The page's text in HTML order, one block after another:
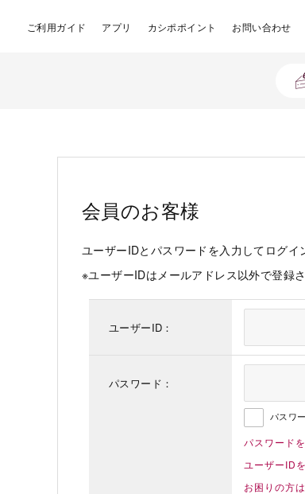
ご利用ガイド アプリ カシポポイント お問い合わせ
会員のお客様
ユーザーIDとパスワードを入力してログイ
※ユーザーIDはメールアドレス以外で登録
ユーザーID：
パスワード：
パスワ
パスワード
ユーザーID
お困りの方